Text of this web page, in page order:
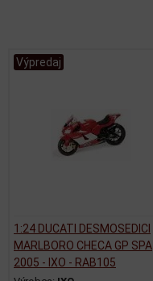
Výpredaj
1:24 DUCATI DESMOSEDICI
MARLBORO CHECA GP SPA
2005 - IXO - RAB105